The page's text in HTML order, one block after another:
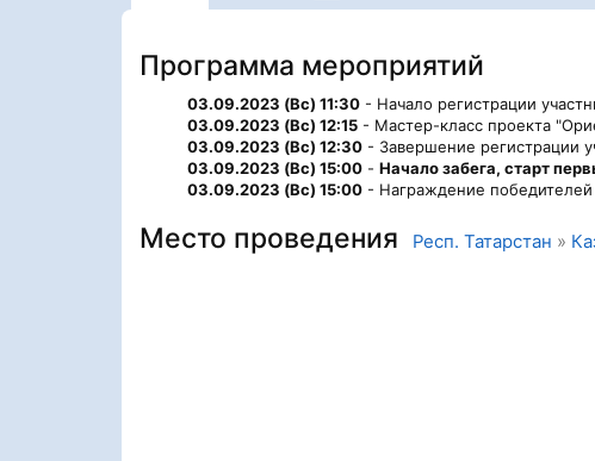
Программа мероприятий
03.09.2023 (Вс) 11:30 - Начало регистрации
03.09.2023 (Вс) 12:15 - Мастер-класс проекта
03.09.2023 (Вс) 12:30 - Завершение регистрации
03.09.2023 (Вс) 15:00 - Начало забега, старт
03.09.2023 (Вс) 15:00 - Награждение
Место проведения Респ. Татарстан »